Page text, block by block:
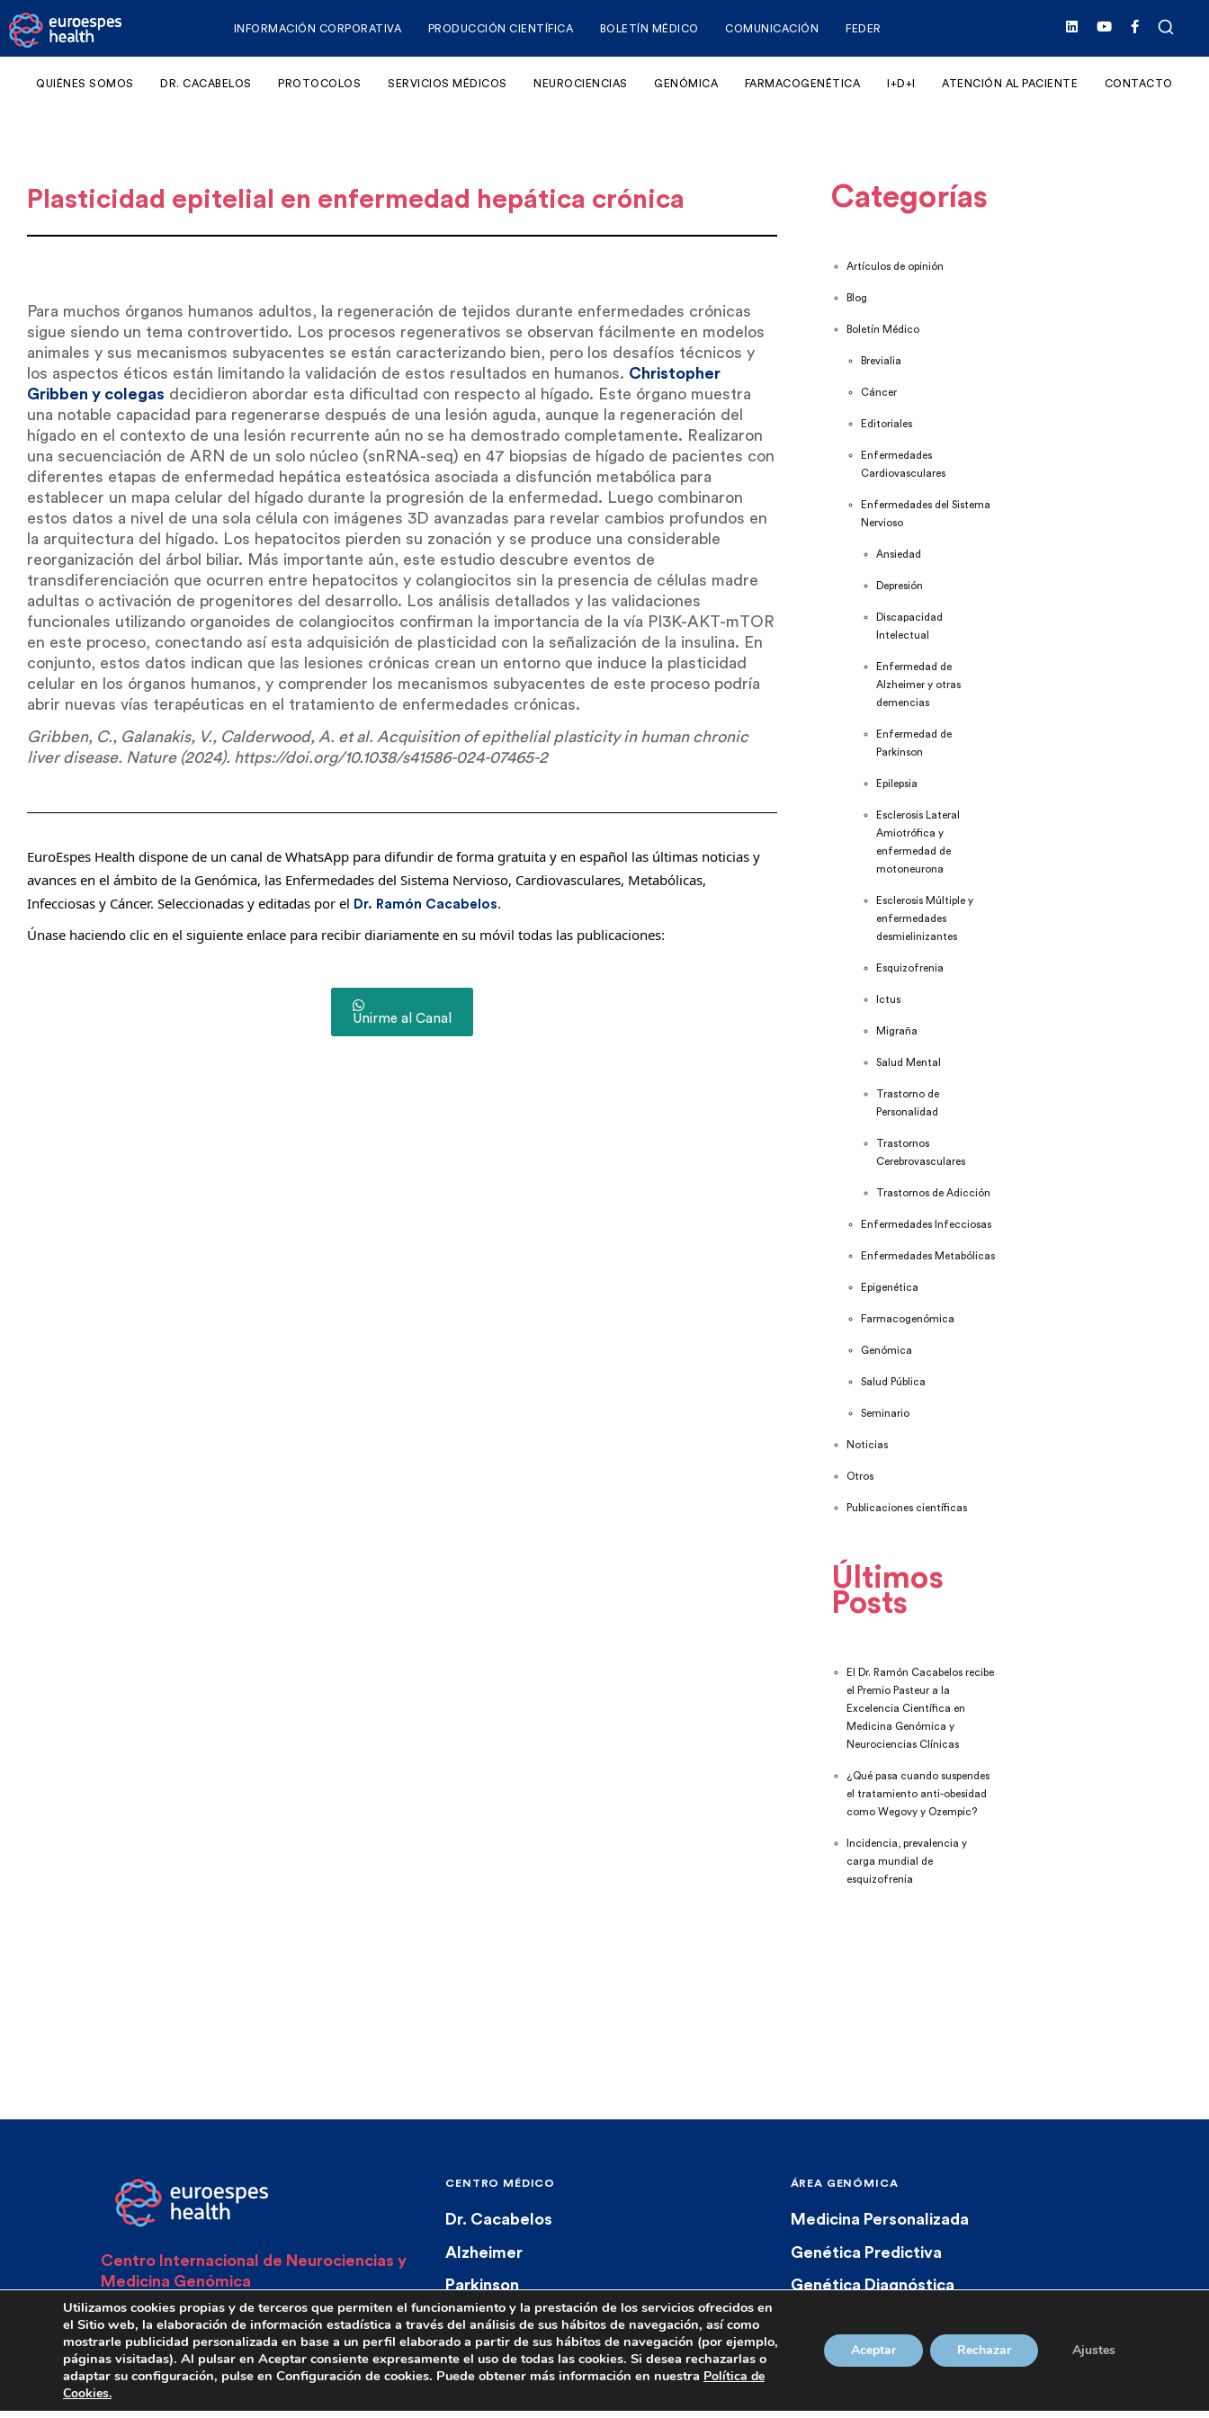
INFORMACIÓN CORPORATIVA PRODUCCIÓN CIENTÍFICA BOLETÍN MÉDICO COMUNICACIÓN FEDER
QUIÉNES SOMOS DR. CACABELOS PROTOCOLOS SERVICIOS MÉDICOS NEUROCIENCIAS GENÓMICA FARMACOGENÉTICA I+D+I ATENCIÓN AL PACIENTE CONTACTO
Plasticidad epitelial en enfermedad hepática crónica
Para muchos órganos humanos adultos, la regeneración de tejidos durante enfermedades crónicas
sigue siendo un tema controvertido. Los procesos regenerativos se observan fácilmente en modelos
animales y sus mecanismos subyacentes se están caracterizando bien, pero los desafíos técnicos y
los aspectos éticos están limitando la validación de estos resultados en humanos. Christopher
Gribben y colegas decidieron abordar esta dificultad con respecto al hígado. Este órgano muestra
una notable capacidad para regenerarse después de una lesión aguda, aunque la regeneración del
hígado en el contexto de una lesión recurrente aún no se ha demostrado completamente. Realizaron
una secuenciación de ARN de un solo núcleo (snRNA-seq) en 47 biopsias de hígado de pacientes con
diferentes etapas de enfermedad hepática esteatósica asociada a disfunción metabólica para
establecer un mapa celular del hígado durante la progresión de la enfermedad. Luego combinaron
estos datos a nivel de una sola célula con imágenes 3D avanzadas para revelar cambios profundos en
la arquitectura del hígado. Los hepatocitos pierden su zonación y se produce una considerable
reorganización del árbol biliar. Más importante aún, este estudio descubre eventos de
transdiferenciación que ocurren entre hepatocitos y colangiocitos sin la presencia de células madre
adultas o activación de progenitores del desarrollo. Los análisis detallados y las validaciones
funcionales utilizando organoides de colangiocitos confirman la importancia de la vía PI3K-AKT-mTOR
en este proceso, conectando así esta adquisición de plasticidad con la señalización de la insulina. En
conjunto, estos datos indican que las lesiones crónicas crean un entorno que induce la plasticidad
celular en los órganos humanos, y comprender los mecanismos subyacentes de este proceso podría
abrir nuevas vías terapéuticas en el tratamiento de enfermedades crónicas.
Gribben, C., Galanakis, V., Calderwood, A. et al. Acquisition of epithelial plasticity in human chronic
liver disease. Nature (2024). https://doi.org/10.1038/s41586-024-07465-2
EuroEspes Health dispone de un canal de WhatsApp para difundir de forma gratuita y en español las últimas noticias y
avances en el ámbito de la Genómica, las Enfermedades del Sistema Nervioso, Cardiovasculares, Metabólicas,
Infecciosas y Cáncer. Seleccionadas y editadas por el Dr. Ramón Cacabelos.
Únase haciendo clic en el siguiente enlace para recibir diariamente en su móvil todas las publicaciones:
Unirme al Canal
Categorías
Artículos de opinión
Blog
Boletín Médico
Brevialia
Cáncer
Editoriales
Enfermedades
Cardiovasculares
Enfermedades del Sistema
Nervioso
Ansiedad
Depresión
Discapacidad
Intelectual
Enfermedad de
Alzheimer y otras
demencias
Enfermedad de
Parkinson
Epilepsia
Esclerosis Lateral
Amiotrófica y
enfermedad de
motoneurona
Esclerosis Múltiple y
enfermedades
desmielinizantes
Esquizofrenia
Ictus
Migraña
Salud Mental
Trastorno de
Personalidad
Trastornos
Cerebrovasculares
Trastornos de Adicción
Enfermedades Infecciosas
Enfermedades Metabólicas
Epigenética
Farmacogenómica
Genómica
Salud Pública
Seminario
Noticias
Otros
Publicaciones científicas
Últimos
Posts
El Dr. Ramón Cacabelos recibe
el Premio Pasteur a la
Excelencia Científica en
Medicina Genómica y
Neurociencias Clínicas
¿Qué pasa cuando suspendes
el tratamiento anti-obesidad
como Wegovy y Ozempic?
Incidencia, prevalencia y
carga mundial de
esquizofrenia
Centro Internacional de Neurociencias y
Medicina Genómica
Teléfono: (+34) 981 78 05 05
Móvil: (+34) 600 037 871
Email: info@euroespes.com
CENTRO MÉDICO
Dr. Cacabelos
Alzheimer
Parkinson
Servicios Médicos
Menciones en Prensa
ÁREA GENÓMICA
Medicina Personalizada
Genética Predictiva
Genética Diagnóstica
Utilizamos cookies propias y de terceros que permiten el funcionamiento y la prestación de los servicios ofrecidos en
el Sitio web, la elaboración de información estadística a través del análisis de sus hábitos de navegación, así como
mostrarle publicidad personalizada en base a un perfil elaborado a partir de sus hábitos de navegación (por ejemplo,
páginas visitadas). Al pulsar en Aceptar consiente expresamente el uso de todas las cookies. Si desea rechazarlas o
adaptar su configuración, pulse en Configuración de cookies. Puede obtener más información en nuestra Política de
Cookies.
Aceptar Rechazar Ajustes